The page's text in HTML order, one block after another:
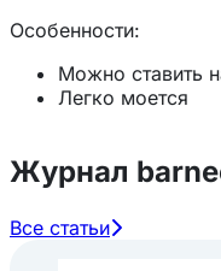
Особенности:
Можно ставить
Легко моется
Журнал
Все статьи